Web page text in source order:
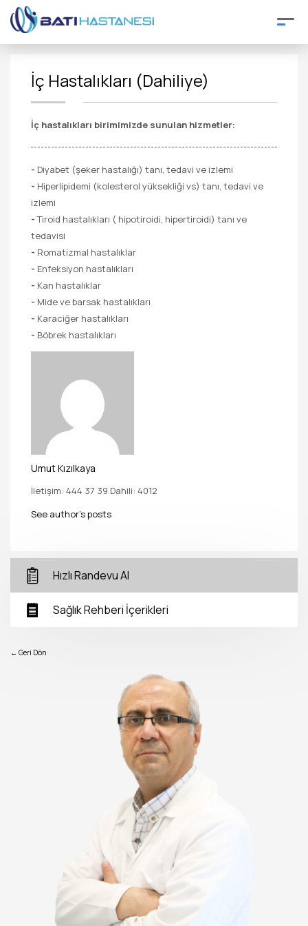
İç Hastalıkları (Dahiliye)
İç hastalıkları birimimizde sunulan hizmetler:
- Diyabet (şeker hastalığı) tanı, tedavi ve izlemi
- Hiperlipidemi (kolesterol yüksekliği vs) tanı, tedavi ve
izlemi
-Tiroid hastalıkları ( hipotiroidi, hipertiroidi) tanı ve
tedavisi
- Romatizmal hastalıklar
- Enfeksiyon hastalıkları
- Kan hastalıklar
- Mide ve barsak hastalıkları
- Karaciğer hastalıkları
- Böbrek hastalıkları
Umut Kızılkaya
İletişim: 444 37 39 Dahili: 4012
See author's posts
Hızlı Randevu Al
Sağlık Rehberi İçerikleri
← Geri Dön